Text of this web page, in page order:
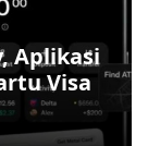
Aplikasi
Visa